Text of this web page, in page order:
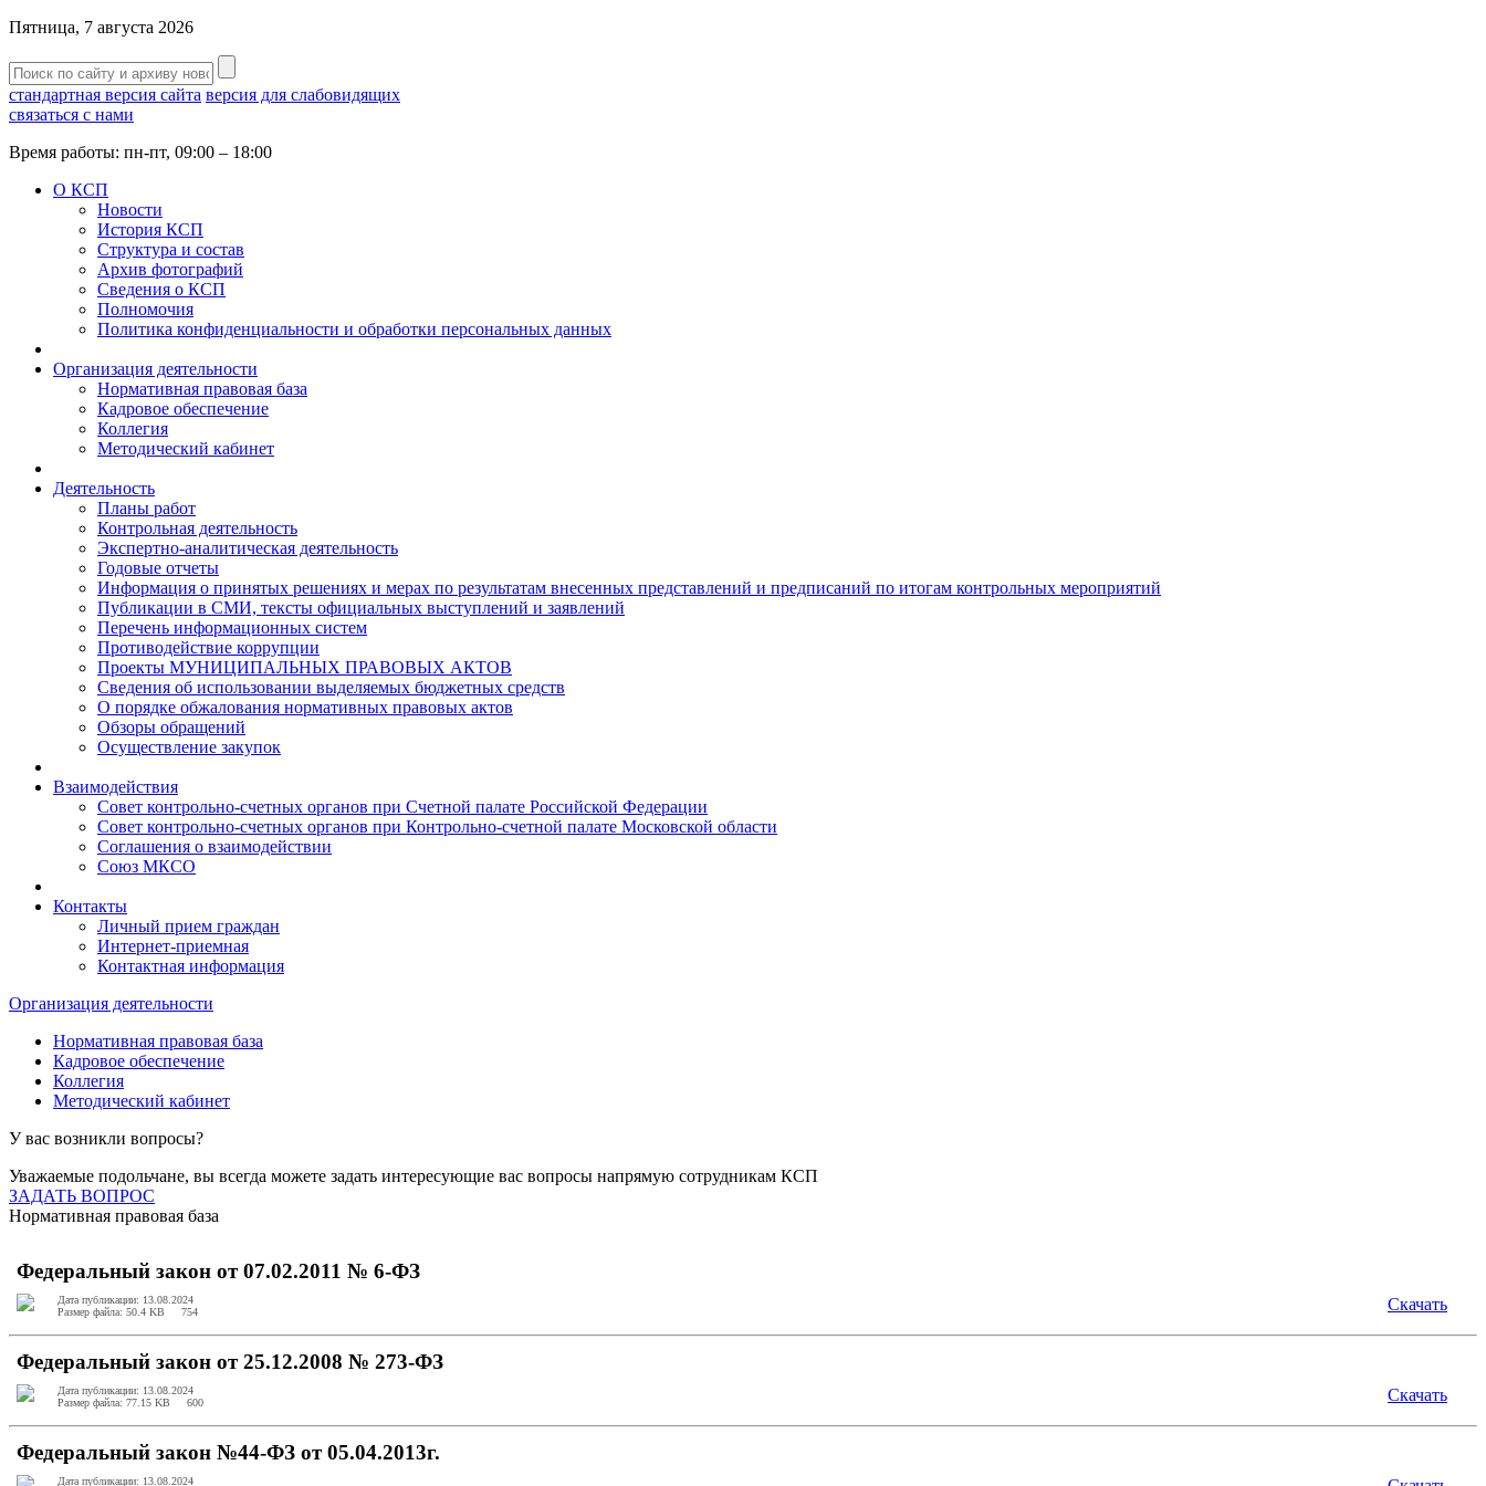
Пятница, 7 августа 2026
стандартная версия сайта версия для cлабовидящих
связаться с нами
Время работы: пн-пт, 09:00 – 18:00
О КСП
Новости
История КСП
Структура и состав
Архив фотографий
Сведения о КСП
Полномочия
Политика конфиденциальности и обработки персональных данных
Организация деятельности
Нормативная правовая база
Кадровое обеспечение
Коллегия
Методический кабинет
Деятельность
Планы работ
Контрольная деятельность
Экспертно-аналитическая деятельность
Годовые отчеты
Информация о принятых решениях и мерах по результатам внесенных представлений и предписаний по итогам контрольных мероприятий
Публикации в СМИ, тексты официальных выступлений и заявлений
Перечень информационных систем
Противодействие коррупции
Проекты МУНИЦИПАЛЬНЫХ ПРАВОВЫХ АКТОВ
Сведения об использовании выделяемых бюджетных средств
О порядке обжалования нормативных правовых актов
Обзоры обращений
Осуществление закупок
Взаимодействия
Совет контрольно-счетных органов при Счетной палате Российской Федерации
Совет контрольно-счетных органов при Контрольно-счетной палате Московской области
Соглашения о взаимодействии
Союз МКСО
Контакты
Личный прием граждан
Интернет-приемная
Контактная информация
Организация деятельности
Нормативная правовая база
Кадровое обеспечение
Коллегия
Методический кабинет
У вас возникли вопросы?
Уважаемые подольчане, вы всегда можете задать интересующие вас вопросы напрямую сотрудникам КСП
ЗАДАТЬ ВОПРОС
Нормативная правовая база
Федеральный закон от 07.02.2011 № 6-ФЗ
Дата публикации: 13.08.2024
Размер файла: 50.4 KB
754 Скачать
Федеральный закон от 25.12.2008 № 273-ФЗ
Дата публикации: 13.08.2024
Размер файла: 77.15 KB
600 Скачать
Федеральный закон №44-ФЗ от 05.04.2013г.
Дата публикации: 13.08.2024